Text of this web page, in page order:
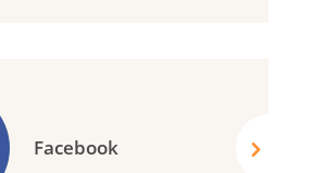
Facebook